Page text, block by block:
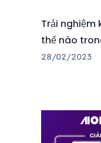
Trải nghiệm
thế nào
28/02/2023